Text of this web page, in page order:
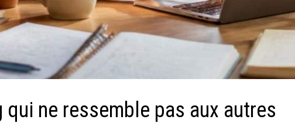
ne ressemble pas aux autres